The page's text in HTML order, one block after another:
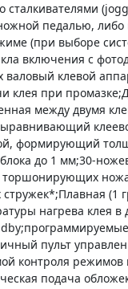
сталкивателями
педалью, либо
(при выборе
включения с
валовый клевой
клея при
между двумя
формирующий
до 1 мм;30-
торшонирующих
(1
нагрева клея в
пульт
контроля режимов
подача